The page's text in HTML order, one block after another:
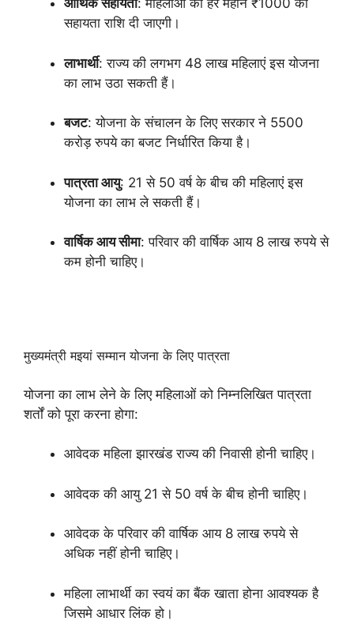
आर्थिक सहायता: महिलाओं को हर महीने ₹1000 की
सहायता राशि दी जाएगी।
लाभार्थी: राज्य की लगभग 48 लाख महिलाएं इस योजना
का लाभ उठा सकती हैं।
बजट: योजना के संचालन के लिए सरकार ने 5500
करोड़ रुपये का बजट निर्धारित किया है।
पात्रता आयु: 21 से 50 वर्ष के बीच की महिलाएं इस
योजना का लाभ ले सकती हैं।
वार्षिक आय सीमा: परिवार की वार्षिक आय 8 लाख रुपये से
कम होनी चाहिए।
मुख्यमंत्री मइयां सम्मान योजना के लिए पात्रता
योजना का लाभ लेने के लिए महिलाओं को निम्नलिखित पात्रता
शर्तों को पूरा करना होगा:
आवेदक महिला झारखंड राज्य की निवासी होनी चाहिए।
आवेदक की आयु 21 से 50 वर्ष के बीच होनी चाहिए।
आवेदक के परिवार की वार्षिक आय 8 लाख रुपये से
अधिक नहीं होनी चाहिए।
महिला लाभार्थी का स्वयं का बैंक खाता होना आवश्यक है
जिसमे आधार लिंक हो।